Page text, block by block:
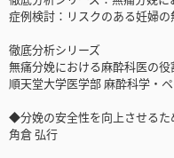
症例検討：リスクのある妊婦
徹底分析シリーズ
無痛分娩における麻酔科医の役
順天堂大学医学部 麻酔科学・
◆分娩の安全性を向上させるた
角倉 弘行